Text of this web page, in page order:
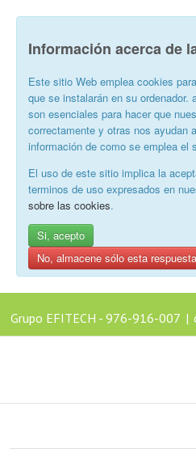
Información acerca de
Este sitio Web emplea cookies
que se instalarán en su ordenador.
son esenciales para hacer que
correctamente y otras nos ayudan
información de como se emplea el
El uso de este sitio implica la
terminos de uso expresados en
sobre las cookies.
Si, acepto
No, almacene sólo esta
Grupo EFITECH - 976-916-007 |